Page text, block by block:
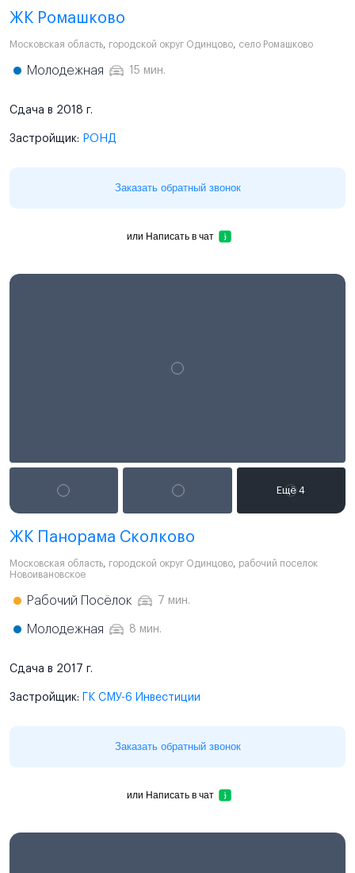
ЖК Ромашково
Московская область, городской округ Одинцово, село Ромашково
Молодежная 15 мин.
Сдача в 2018 г.
Застройщик: РОНД
Заказать обратный звонок
или Написать в чат
ЖК Панорама Сколково
Московская область, городской округ Одинцово, рабочий поселок
Новоивановское
Рабочий Посёлок 7 мин.
Молодежная 8 мин.
Сдача в 2017 г.
Застройщик: ГК СМУ-6 Инвестиции
Заказать обратный звонок
или Написать в чат